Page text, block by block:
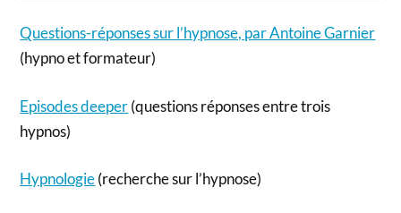
Questions-réponses sur l’hypnose, par Antoine Garnier
(hypno et formateur)
Episodes deeper(questions réponses entre trois
hypnos)
Hypnologie(recherche sur l’hypnose)